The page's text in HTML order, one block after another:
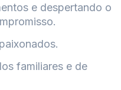
e despertando o
familiares e de